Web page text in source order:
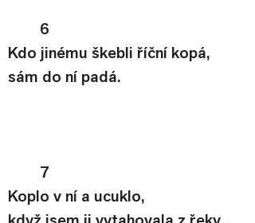
6
Kdo jinému škebli říční kopá,
sám do ní padá.
7
Koplo v ní a ucuklo,